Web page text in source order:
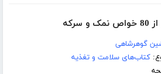
گوهرشاهی
کتاب‌های سلامت و تغذیه